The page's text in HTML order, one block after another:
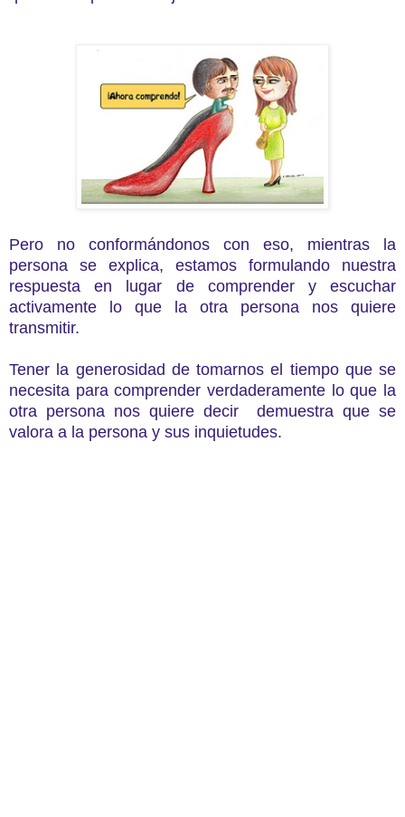
Pero no conformándonos con eso, mientras la
persona se explica, estamos formulando nuestra
respuesta en lugar de comprender y escuchar
activamente lo que la otra persona nos quiere
transmitir.
Tener la generosidad de tomarnos el tiempo que se
necesita para comprender verdaderamente lo que la
otra persona nos quiere decir demuestra que se
valora a la persona y sus inquietudes.